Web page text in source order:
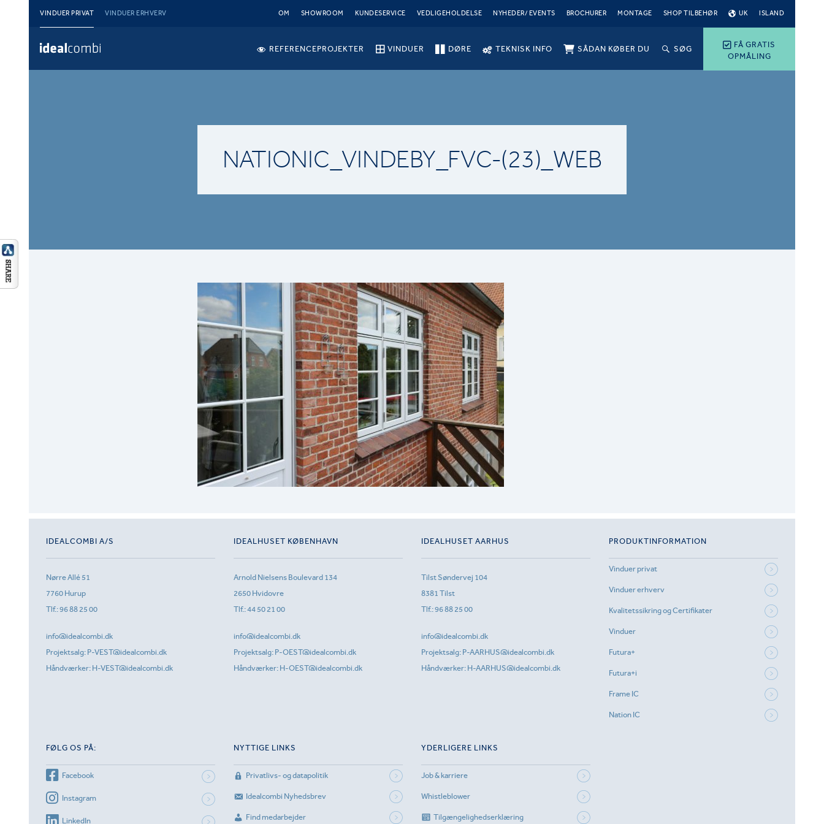
VINDUER PRIVAT VINDUER ERHVERV OM SHOWROOM KUNDESERVICE VEDLIGEHOLDELSE NYHEDER/ EVENTS BROCHURER MONTAGE SHOP TILBEHØR UK ISLAND
FÅ GRATIS
OPMÅLING
REFERENCEPROJEKTER VINDUER DØRE TEKNISK INFO SÅDAN KØBER DU SØG
NATIONIC_VINDEBY_FVC-(23)_WEB
IDEALCOMBI A/S
Nørre Allé 51
7760 Hurup
Tlf.:96 88 25 00
info@idealcombi.dk
Projektsalg: P-VEST@idealcombi.dk
Håndværker: H-VEST@idealcombi.dk
IDEALHUSET KØBENHAVN
Arnold Nielsens Boulevard 134
2650 Hvidovre
Tlf.:44 50 21 00
info@idealcombi.dk
Projektsalg: P-OEST@idealcombi.dk
Håndværker: H-OEST@idealcombi.dk
IDEALHUSET AARHUS
Tilst Søndervej 104
8381 Tilst
Tlf.:96 88 25 00
info@idealcombi.dk
Projektsalg: P-AARHUS@idealcombi.dk
Håndværker: H-AARHUS@idealcombi.dk
PRODUKTINFORMATION
Vinduer privat
Vinduer erhverv
Kvalitetssikring og Certifikater
Vinduer
Futura+
Futura+i
Frame IC
Nation IC
FØLG OS PÅ:
Facebook
Instagram
LinkedIn
NYTTIGE LINKS
Privatlivs- og datapolitik
Idealcombi Nyhedsbrev
Find medarbejder
YDERLIGERE LINKS
Job & karriere
Whistleblower
Tilgængelighedserklæring